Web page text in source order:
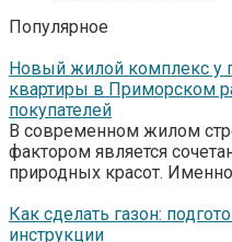
Популярное
Новый жилой комплекс у
квартиры в Приморском
покупателей
В современном жилом
фактором является
природных красот. Именно
Как сделать газон:
инструкции